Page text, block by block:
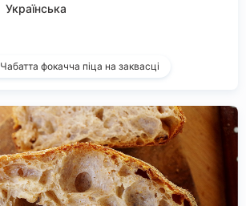
Українська
Чабатта фокачча піца на заквасці